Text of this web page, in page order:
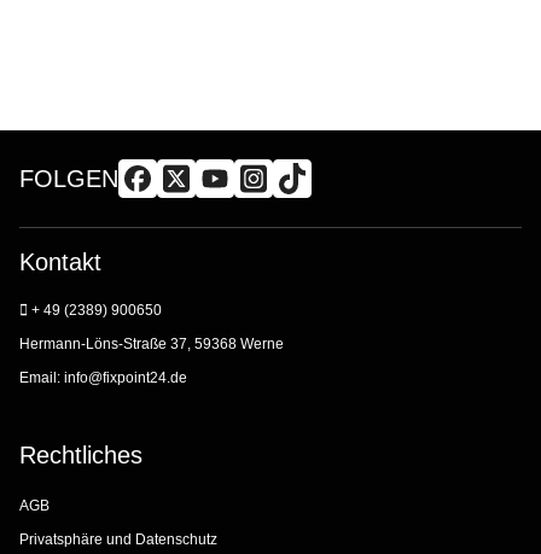
FOLGEN
Kontakt
+ 49 (2389) 900650
Hermann-Löns-Straße 37, 59368 Werne
Email: info@fixpoint24.de
Rechtliches
AGB
Privatsphäre und Datenschutz